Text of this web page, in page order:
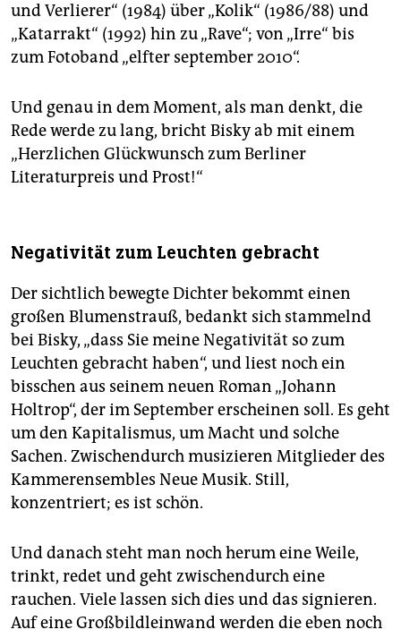
und Verlierer“ (1984) über „Kolik“ (1986/88) und
„Katarrakt“ (1992) hin zu „Rave“; von „Irre“ bis
zum Fotoband „elfter september 2010“.
Und genau in dem Moment, als man denkt, die
Rede werde zu lang, bricht Bisky ab mit einem
„Herzlichen Glückwunsch zum Berliner
Literaturpreis und Prost!“
Negativität zum Leuchten gebracht
Der sichtlich bewegte Dichter bekommt einen
großen Blumenstrauß, bedankt sich stammelnd
bei Bisky, „dass Sie meine Negativität so zum
Leuchten gebracht haben“, und liest noch ein
bisschen aus seinem neuen Roman „Johann
Holtrop“, der im September erscheinen soll. Es geht
um den Kapitalismus, um Macht und solche
Sachen. Zwischendurch musizieren Mitglieder des
Kammerensembles Neue Musik. Still,
konzentriert; es ist schön.
Und danach steht man noch herum eine Weile,
trinkt, redet und geht zwischendurch eine
rauchen. Viele lassen sich dies und das signieren.
Auf eine Großbildleinwand werden die eben noch